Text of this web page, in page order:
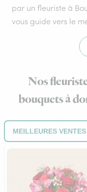
par un fleuriste à
vous guide vers le
Nos
bouquets à